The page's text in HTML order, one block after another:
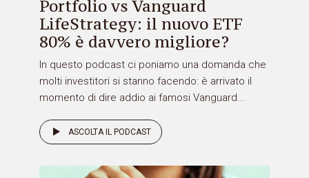
Portfolio vs Vanguard
LifeStrategy: il nuovo ETF
80% è davvero migliore?
In questo podcast ci poniamo una domanda che
molti investitori si stanno facendo: è arrivato il
momento di dire addio ai famosi Vanguard...
ASCOLTA IL PODCAST